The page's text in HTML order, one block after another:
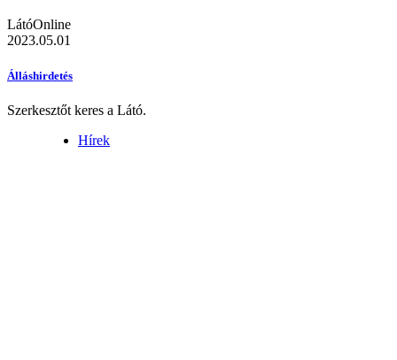
LátóOnline
2023.05.01
Álláshirdetés
Szerkesztőt keres a Látó.
Hírek